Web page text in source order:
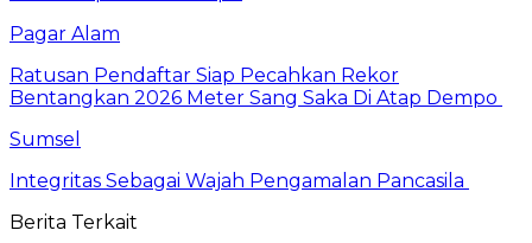
Pagar Alam
Ratusan Pendaftar Siap Pecahkan Rekor
Bentangkan 2026 Meter Sang Saka Di Atap Dempo
Sumsel
Integritas Sebagai Wajah Pengamalan Pancasila
Berita Terkait